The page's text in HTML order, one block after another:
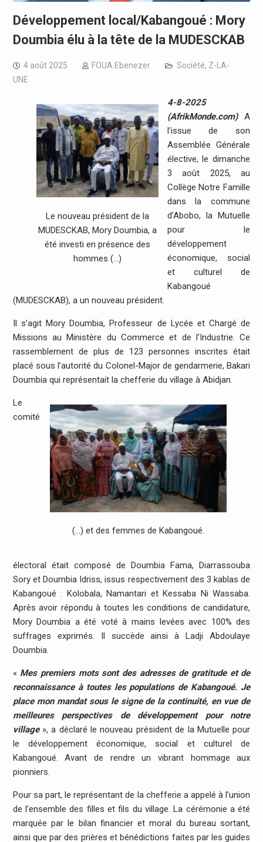
Développement local/Kabangoué : Mory
Doumbia élu à la tête de la MUDESCKAB
4 août 2025 FOUA Ebenezer Société, Z-LA-
UNE
Le nouveau président de la
MUDESCKAB, Mory Doumbia, a
été investi en présence des
hommes (…)
4-8-2025
(AfrikMonde.com)A
l’issue de son
Assemblée Générale
élective, le dimanche
3 août 2025, au
Collège Notre Famille
dans la commune
d’Abobo, la Mutuelle
pour le
développement
économique, social
et culturel de
Kabangoué
(MUDESCKAB), a un nouveau président.
Il s’agit Mory Doumbia, Professeur de Lycée et Chargé de
Missions au Ministère du Commerce et de l’Industrie. Ce
rassemblement de plus de 123 personnes inscrites était
placé sous l’autorité du Colonel-Major de gendarmerie, Bakari
Doumbia qui représentait la chefferie du village à Abidjan.
(…) et des femmes de Kabangoué.
Le
comité
électoral était composé de Doumbia Fama, Diarrassouba
Sory et Doumbia Idriss, issus respectivement des 3 kablas de
Kabangoué : Kolobala, Namantari et Kessaba Ni Wassaba.
Après avoir répondu à toutes les conditions de candidature,
Mory Doumbia a été voté à mains levées avec 100% des
suffrages exprimés. Il succède ainsi à Ladji Abdoulaye
Doumbia.
« Mes premiers mots sont des adresses de gratitude et de
reconnaissance à toutes les populations de Kabangoué. Je
place mon mandat sous le signe de la continuité, en vue de
meilleures perspectives de développement pour notre
village», a déclaré le nouveau président de la Mutuelle pour
le développement économique, social et culturel de
Kabangoué. Avant de rendre un vibrant hommage aux
pionniers.
Pour sa part, le représentant de la chefferie a appelé à l’union
de l’ensemble des filles et fils du village. La cérémonie a été
marquée par le bilan financier et moral du bureau sortant,
ainsi que par des prières et bénédictions faites par les guides